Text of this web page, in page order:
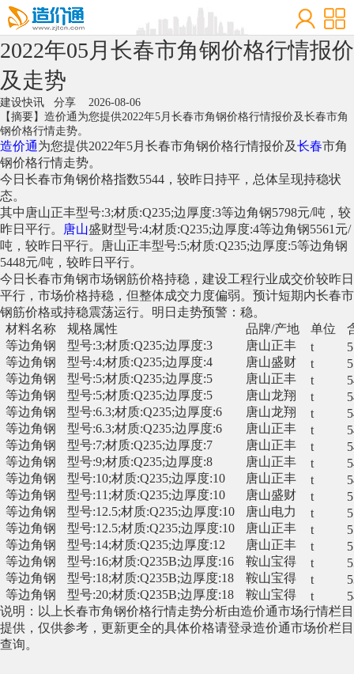
2022年05月长春市角钢价格行情报价
及走势
建设快讯 分享 2026-08-06
【摘要】造价通为您提供2022年5月长春市角钢价格行情报价及长春市角
钢价格行情走势。
造价通为您提供2022年5月长春市角钢价格行情报价及长春市角
钢价格行情走势。
今日长春市角钢价格指数5544，较昨日持平，总体呈现持稳状
态。
其中唐山正丰型号:3;材质:Q235;边厚度:3等边角钢5798元/吨，较
昨日平行。
唐山盛财型号:4;材质:Q235;边厚度:4等边角钢5561元/
吨，较昨日平行。唐山正丰型号:5;材质:Q235;边厚度:5等边角钢
5448元/吨，较昨日平行。
今日长春市角钢市场钢筋价格持稳，建设工程行业成交价较昨日
平行，市场价格持稳，但整体成交力度偏弱。预计短期内长春市
钢筋价格或持稳震荡运行。明日走势预警：稳。
材料名称
规格属性 品牌/产地 单位
等边角钢
型号:3;材质:Q235;边厚度:3 唐山正丰 t
等边角钢
型号:4;材质:Q235;边厚度:4 唐山盛财 t
等边角钢
型号:5;材质:Q235;边厚度:5 唐山正丰 t
等边角钢
型号:5;材质:Q235;边厚度:5 唐山龙翔 t
等边角钢
型号:6.3;材质:Q235;边厚度:6 唐山龙翔 t
等边角钢
型号:6.3;材质:Q235;边厚度:6 唐山正丰 t
等边角钢
型号:7;材质:Q235;边厚度:7 唐山正丰 t
等边角钢
型号:9;材质:Q235;边厚度:8 唐山正丰 t
等边角钢
型号:10;材质:Q235;边厚度:10 唐山正丰 t
等边角钢
型号:11;材质:Q235;边厚度:10 唐山盛财 t
等边角钢
型号:12.5;材质:Q235;边厚度:10 唐山电力 t
等边角钢
型号:12.5;材质:Q235;边厚度:10 唐山正丰 t
等边角钢
型号:14;材质:Q235;边厚度:12 唐山正丰 t
等边角钢
型号:16;材质:Q235B;边厚度:16 鞍山宝得 t
等边角钢
型号:18;材质:Q235B;边厚度:18 鞍山宝得 t
等边角钢
型号:20;材质:Q235B;边厚度:18 鞍山宝得 t
说明：以上长春市角钢价格行情走势分析由造价通市场行情栏目
提供，仅供参考，更新更全的具体价格请登录造价通市场价栏目
查询。